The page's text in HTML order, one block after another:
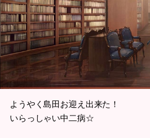
ようやく島田お迎え出来た！
いらっしゃい中二病☆